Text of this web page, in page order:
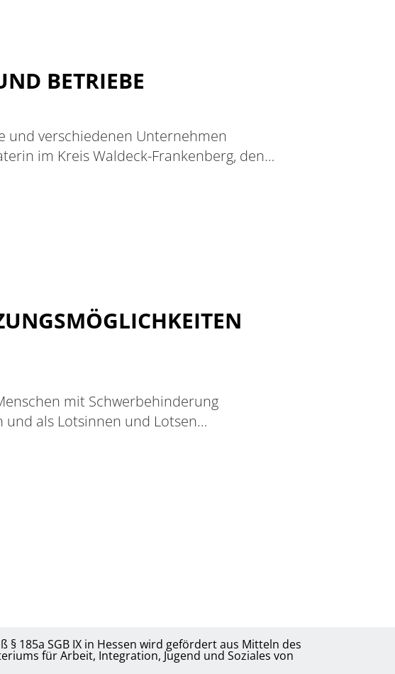
BETRIEBE
und verschiedenen Unternehmen
im Kreis Waldeck-Frankenberg, den…
mit Schwerbehinderung
als Lotsinnen und Lotsen…
185a SGB IX in Hessen wird gefördert aus Mitteln des
für Arbeit, Integration, Jugend und Soziales von